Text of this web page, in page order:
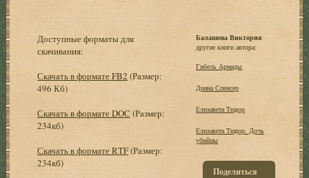
Доступные форматы для
скачивания:
Скачать в формате FB2 (Размер:
496 Кб)
Скачать в формате DOC (Размер:
234кб)
Скачать в формате RTF(Размер:
234кб)
Балашова Виктория
другие книги автора:
Гибель Армады
Диана Спенсер
Елизавета Тюдор
Елизавета Тюдор. Дочь
убийцы
Поделиться